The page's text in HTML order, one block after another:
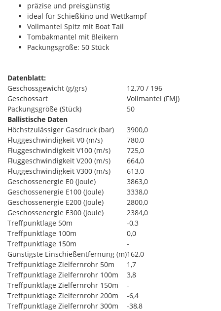
präzise und preisgünstig
ideal für Schießkino und Wettkampf
Vollmantel Spitz mit Boat Tail
Tombakmantel mit Bleikern
Packungsgröße: 50 Stück
Datenblatt:
Geschossgewicht (g/grs)
12,70 / 196
Geschossart
Vollmantel (FMJ)
Packungsgröße (Stück)
50
Ballistische Daten
Höchstzulässiger Gasdruck (bar)
3900,0
Fluggeschwindigkeit V0 (m/s)
780,0
Fluggeschwindigkeit V100 (m/s)
725,0
Fluggeschwindigkeit V200 (m/s)
664,0
Fluggeschwindigkeit V300 (m/s)
613,0
Geschossenergie E0 (Joule)
3863,0
Geschossenergie E100 (Joule)
3338,0
Geschossenergie E200 (Joule)
2800,0
Geschossenergie E300 (Joule)
2384,0
Treffpunktlage 50m
-0,3
Treffpunktlage 100m
0,0
Treffpunktlage 150m
-
Günstigste Einschießentfernung (m)162,0
Treffpunktlage Zielfernrohr 50m
1,7
Treffpunktlage Zielfernrohr 100m
3,8
Treffpunktlage Zielfernrohr 150m
-
Treffpunktlage Zielfernrohr 200m
-6,4
Treffpunktlage Zielfernrohr 300m
-38,8